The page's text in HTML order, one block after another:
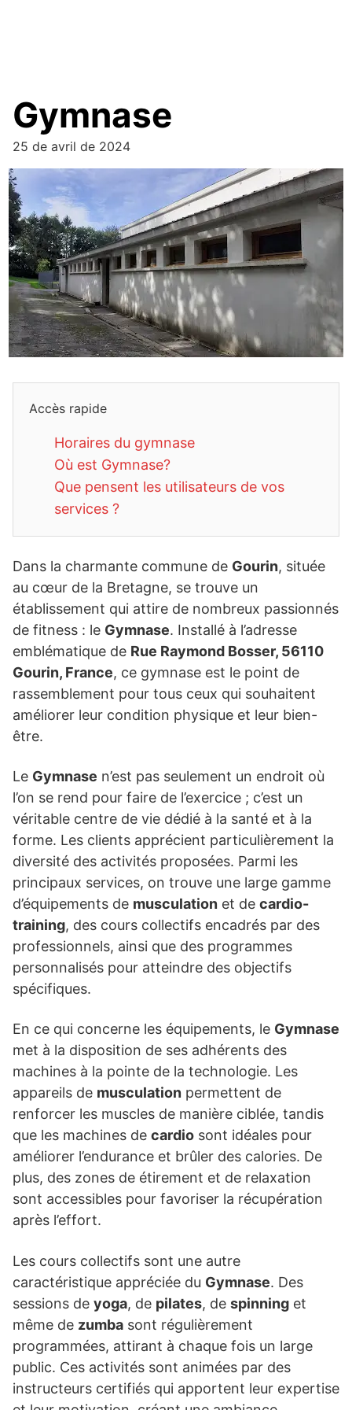
Gymnase
25 de avril de 2024
Accès rapide
Horaires du gymnase
Où est Gymnase?
Que pensent les utilisateurs de vos
services ?
Dans la charmante commune de Gourin, située
au cœur de la Bretagne, se trouve un
établissement qui attire de nombreux passionnés
de fitness : le Gymnase. Installé à l’adresse
emblématique de Rue Raymond Bosser, 56110
Gourin, France, ce gymnase est le point de
rassemblement pour tous ceux qui souhaitent
améliorer leur condition physique et leur bien-
être.
Le Gymnase n’est pas seulement un endroit où
l’on se rend pour faire de l’exercice ; c’est un
véritable centre de vie dédié à la santé et à la
forme. Les clients apprécient particulièrement la
diversité des activités proposées. Parmi les
principaux services, on trouve une large gamme
d’équipements de musculation et de cardio-
training, des cours collectifs encadrés par des
professionnels, ainsi que des programmes
personnalisés pour atteindre des objectifs
spécifiques.
En ce qui concerne les équipements, le Gymnase
met à la disposition de ses adhérents des
machines à la pointe de la technologie. Les
appareils de musculation permettent de
renforcer les muscles de manière ciblée, tandis
que les machines de cardio sont idéales pour
améliorer l’endurance et brûler des calories. De
plus, des zones de étirement et de relaxation
sont accessibles pour favoriser la récupération
après l’effort.
Les cours collectifs sont une autre
caractéristique appréciée du Gymnase. Des
sessions de yoga, de pilates, de spinning et
même de zumba sont régulièrement
programmées, attirant à chaque fois un large
public. Ces activités sont animées par des
instructeurs certifiés qui apportent leur expertise